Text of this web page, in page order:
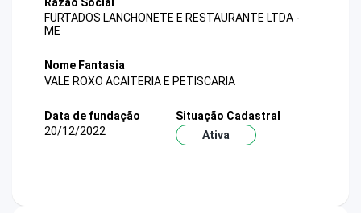
FURTADOS LANCHONETE E RESTAURANTE LTDA -
ME
Nome Fantasia
VALE ROXO ACAITERIA E PETISCARIA
Data de fundação
20/12/2022
Situação Cadastral
Ativa